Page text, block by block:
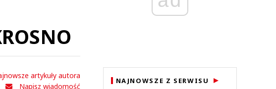
artykuły autora
Napisz wiadomość
NAJNOWSZE Z SERWISU